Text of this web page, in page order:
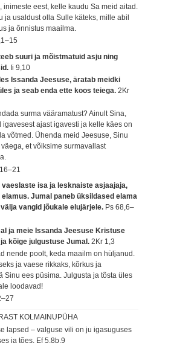
inimeste eest, kelle kaudu Sa meid aitad.
ja usaldust olla Sulle käteks, mille abil
ja õnnistus maailma.
suuri ja mõistmatuid asju ning
Ii 9,10
Issanda Jeesuse, äratab meidki
ja seab enda ette koos teiega.2Kr
surma vääramatust? Ainult Sina,
igavesest ajast igavesti ja kelle käes on
võtmed. Ühenda meid Jeesuse, Sinu
et võiksime surmavallast
vaeslaste isa ja lesknaiste asjaajaja,
Jumal paneb üksildased elama
vangid jõukale elujärjele. Ps 68,6–
ja meie Issanda Jeesuse Kristuse
kõige julgustuse Jumal.2Kr 1,3
nende poolt, keda maailm on hüljanud.
ja vaese rikkaks, kõrkus ja
Sinu ees püsima. Julgusta ja tõsta üles
loodavad!
KOLMAINUPÜHA
lapsed – valguse vili on ju igasuguses
ja tões. Ef 5,8b.9